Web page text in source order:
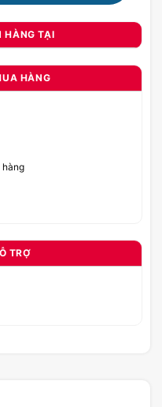
HÀNG TẠI
HÀNG
hàng
TRỢ